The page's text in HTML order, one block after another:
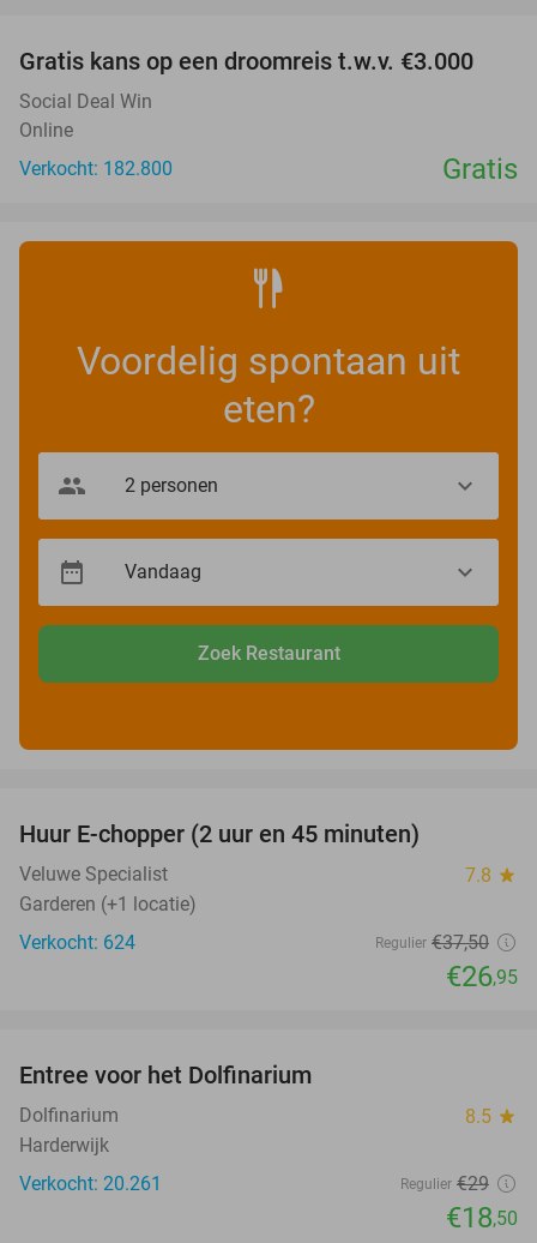
Gratis kans op een droomreis t.w.v. €3.000
Social Deal Win
Online
Verkocht: 182.800
Gratis
Voordelig spontaan uit
eten?
Zoek Restaurant
Huur E-chopper (2 uur en 45 minuten)
Veluwe Specialist 7.8 star
Garderen (+1 locatie)
Verkocht: 624
Regulier €37,50
€26,95
Entree voor het Dolfinarium
Dolfinarium 8.5 star
Harderwijk
Verkocht: 20.261
Regulier €29
€18,50